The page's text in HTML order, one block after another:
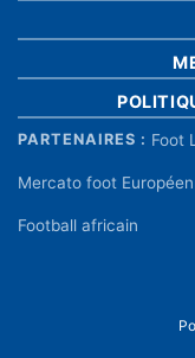
PARTENAIRES : Foot
Mercato foot Européen
Football africain